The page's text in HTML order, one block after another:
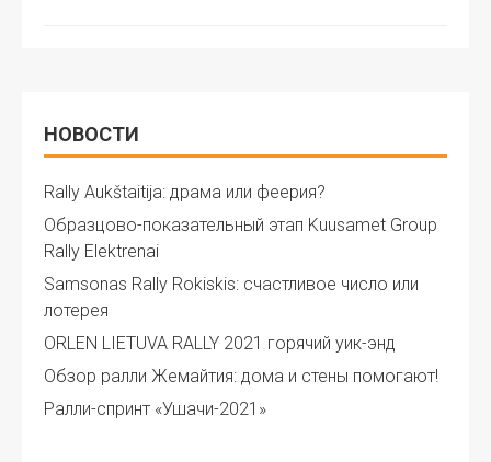
НОВОСТИ
Rally Aukštaitija: драма или феерия?
Образцово-показательный этап Kuusamet Group
Rally Elektrenai
Samsonas Rally Rokiskis: счастливое число или
лотерея
ORLEN LIETUVA RALLY 2021 горячий уик-энд
Обзор ралли Жемайтия: дома и стены помогают!
Ралли-спринт «Ушачи-2021»